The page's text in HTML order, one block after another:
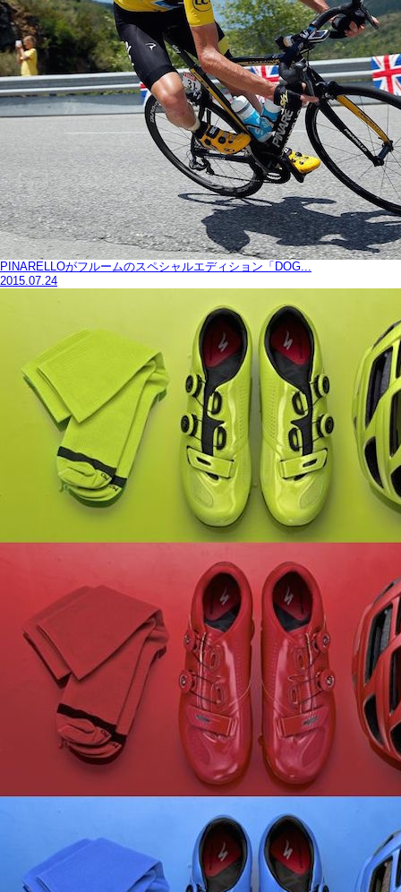
PINARELLOがフルームのスペシャルエディション「DOG...
2015.07.24